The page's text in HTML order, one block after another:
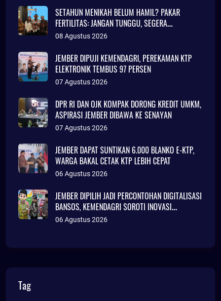
SETAHUN MENIKAH BELUM HAMIL? PAKAR
FERTILITAS: JANGAN TUNGGU, SEGERA
KONSULTASI
08 Agustus 2026
JEMBER DIPUJI KEMENDAGRI, PEREKAMAN KTP
ELEKTRONIK TEMBUS 97 PERSEN
07 Agustus 2026
DPR RI DAN OJK KOMPAK DORONG KREDIT UMKM,
ASPIRASI JEMBER DIBAWA KE SENAYAN
07 Agustus 2026
JEMBER DAPAT SUNTIKAN 6.000 BLANKO E-KTP,
WARGA BAKAL CETAK KTP LEBIH CEPAT
06 Agustus 2026
JEMBER DIPILIH JADI PERCONTOHAN DIGITALISASI
BANSOS, KEMENDAGRI SOROTI INOVASI
ADMINDUK
06 Agustus 2026
Tag